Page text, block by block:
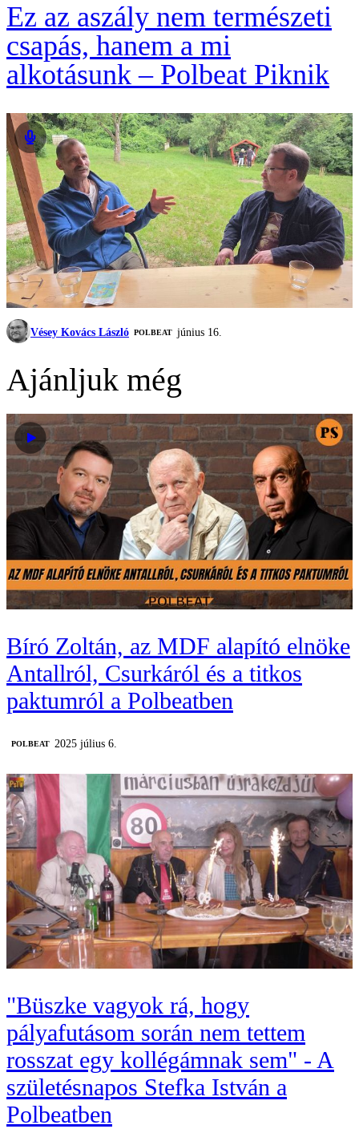
Ez az aszály nem természeti
csapás, hanem a mi
alkotásunk – Polbeat Piknik
Vésey Kovács László ‎POLBEAT június 16.
Ajánljuk még
Bíró Zoltán, az MDF alapító elnöke
Antallról, Csurkáról és a titkos
paktumról a Polbeatben
‎POLBEAT 2025 július 6.
"Büszke vagyok rá, hogy
pályafutásom során nem tettem
rosszat egy kollégámnak sem" - A
születésnapos Stefka István a
Polbeatben